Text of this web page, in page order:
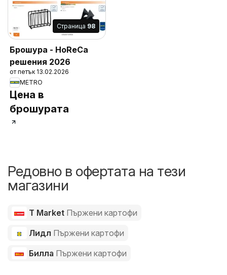
Cтраница 98
Брошура - HoReCa
решения 2026
от петък 13.02.2026
METRO
Цена в
брошурата
Редовно в офертата на тези
магазини
T Market Пържени картофи
Лидл Пържени картофи
Билла Пържени картофи